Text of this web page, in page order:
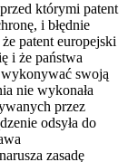
którymi patent
i błędnie
patent europejski
i że państwa
swoją
nie wykonała
przez
odsyła do
zasadę